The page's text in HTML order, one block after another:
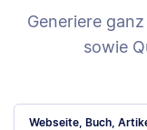
Generiere
sowie
Webseite, Buch,